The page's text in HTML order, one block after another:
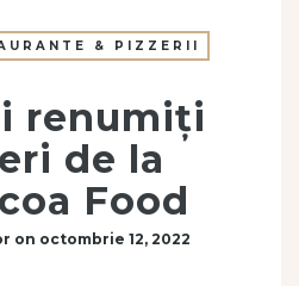
& PIZZERII
renumiți
de la
Food
on octombrie 12, 2022